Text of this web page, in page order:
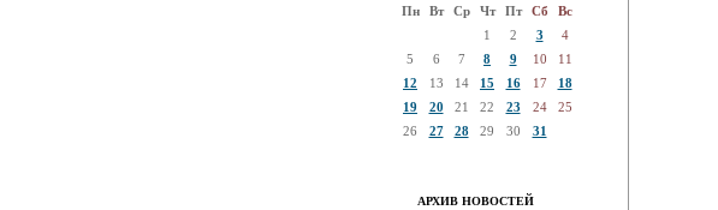
Пн
Вт Ср Чт Пт Сб
Вс
1
2 3
4
5
6 7 8 9 10
11
12
13 14 15 16 17
18
19
20 21 22 23 24
25
26
27 28 29 30 31
АРХИВ НОВОСТЕЙ